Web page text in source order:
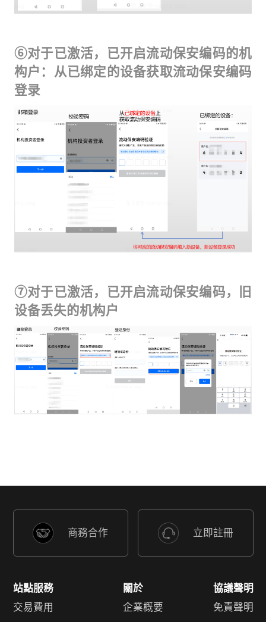
⑥对于已激活，已开启流动保安编码的机
构户：从已绑定的设备获取流动保安编码
登录
⑦对于已激活，已开启流动保安编码，旧
设备丢失的机构户
商務合作 立即註冊
站點服務
交易費用
關於
企業概要
協議聲明
免責聲明